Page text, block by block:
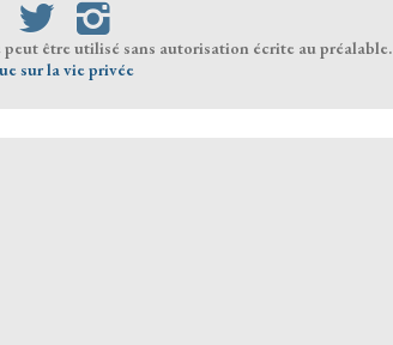
être utilisé sans autorisation écrite au préalable.
sur la vie privée